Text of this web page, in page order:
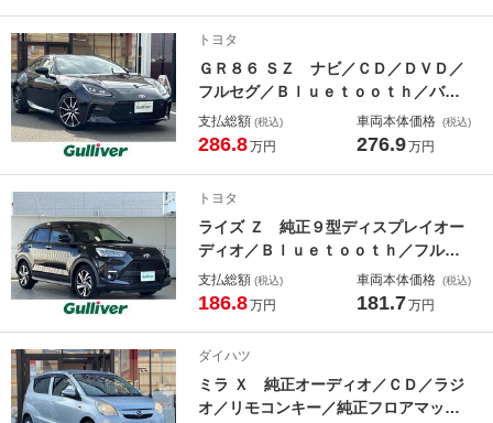
ＢＳＭ／ＬＥＤライト／禁煙車
トヨタ
ＧＲ８６ ＳＺ ナビ／ＣＤ／ＤＶＤ／
フルセグ／Ｂｌｕｅｔｏｏｔｈ／バッ
クカメラ／ＥＴＣ／ドライブレコーダ
ー／衝突軽減ブレーキ／レーダークル
センサー
支払総額 (税込)
286.8万円
車両本体価格 (税込)
276.9万円
トヨタ
ライズ Ｚ 純正９型ディスプレイオー
ディオ／Ｂｌｕｅｔｏｏｔｈ／フルセ
グＴＶ／ＥＴＣ／ドライブレコーダー
／シートヒーター／レーダークルーズ
煙車
支払総額 (税込)
186.8万円
車両本体価格 (税込)
181.7万円
ダイハツ
ミラ Ｘ 純正オーディオ／ＣＤ／ラジ
オ／リモコンキー／純正フロアマット